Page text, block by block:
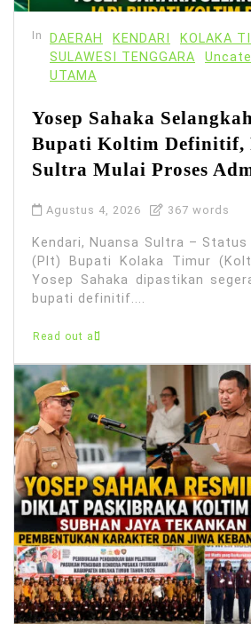
In DAERAH KENDARI
KOLAKA
SULAWESI TENGGARA
UTAMA
Yosep Sahaka
Bupati Koltim Definitif,
Sultra Mulai Proses
Agustus 4, 2026 367 words
Kendari, Nuansa Sultra – Status
(Plt) Bupati Kolaka Timur
Yosep Sahaka dipastikan
bupati definitif....
Read out all